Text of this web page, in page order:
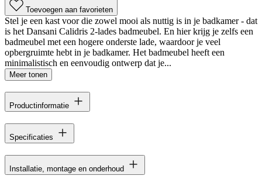
Toevoegen aan favorieten
Stel je een kast voor die zowel mooi als nuttig is in je badkamer - dat
is het Dansani Calidris 2-lades badmeubel. En hier krijg je zelfs een
badmeubel met een hogere onderste lade, waardoor je veel
opbergruimte hebt in je badkamer. Het badmeubel heeft een
minimalistisch en eenvoudig ontwerp dat je...
Meer tonen
Productinformatie
Specificaties
Installatie, montage en onderhoud